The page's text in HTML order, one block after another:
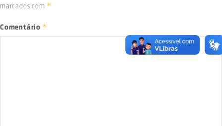
marcados com *
Comentário *